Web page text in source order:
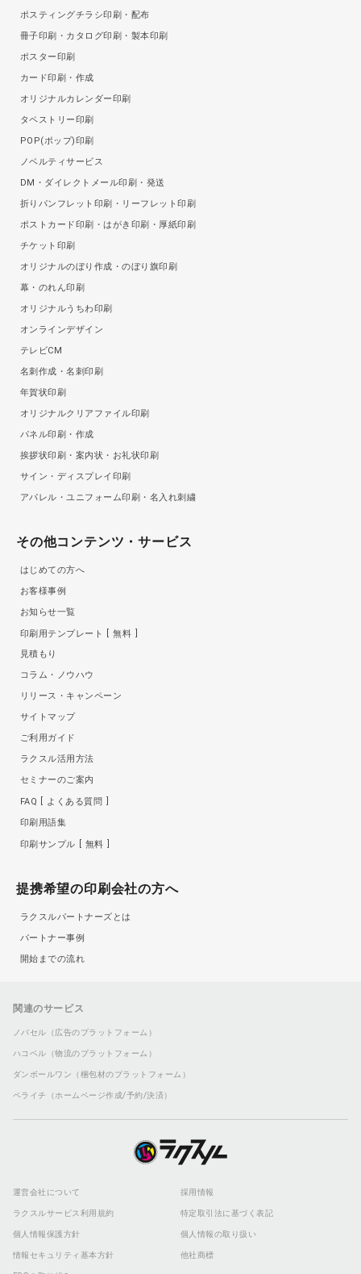
ポスティングチラシ印刷・配布
冊子印刷・カタログ印刷・製本印刷
ポスター印刷
カード印刷・作成
オリジナルカレンダー印刷
タペストリー印刷
POP(ポップ)印刷
ノベルティサービス
DM・ダイレクトメール印刷・発送
折りパンフレット印刷・リーフレット印刷
ポストカード印刷・はがき印刷・厚紙印刷
チケット印刷
オリジナルのぼり作成・のぼり旗印刷
幕・のれん印刷
オリジナルうちわ印刷
オンラインデザイン
テレビCM
名刺作成・名刺印刷
年賀状印刷
オリジナルクリアファイル印刷
パネル印刷・作成
挨拶状印刷・案内状・お礼状印刷
サイン・ディスプレイ印刷
アパレル・ユニフォーム印刷・名入れ刺繍
その他コンテンツ・サービス
はじめての方へ
お客様事例
お知らせ一覧
印刷用テンプレート
無料
見積もり
コラム・ノウハウ
リリース・キャンペーン
サイトマップ
ご利用ガイド
ラクスル活用方法
セミナーのご案内
FAQ
よくある質問
印刷用語集
印刷サンプル 無料
提携希望の印刷会社の方へ
ラクスルパートナーズとは
パートナー事例
開始までの流れ
関連のサービス
ノバセル（広告のプラットフォーム）
ハコベル（物流のプラットフォーム）
ダンボールワン（梱包材のプラットフォーム）
ペライチ（ホームページ作成/予約/決済）
運営会社について 採用情報
ラクスルサービス利用規約 特定取引法に基づく表記
個人情報保護方針 個人情報の取り扱い
情報セキュリティ基本方針 他社商標